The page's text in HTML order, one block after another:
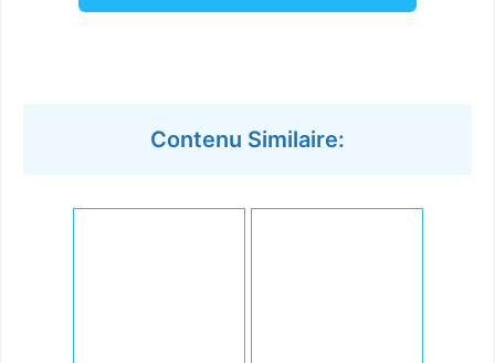
Contenu Similaire: